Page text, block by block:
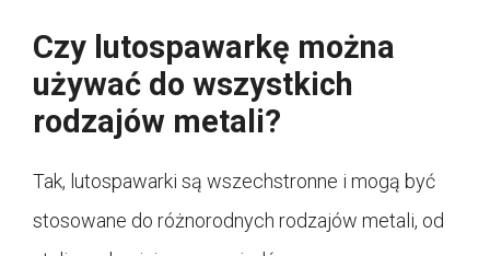
Czy lutospawarkę można
używać do wszystkich
rodzajów metali?
Tak, lutospawarki są wszechstronne i mogą być
stosowane do różnorodnych rodzajów metali, od